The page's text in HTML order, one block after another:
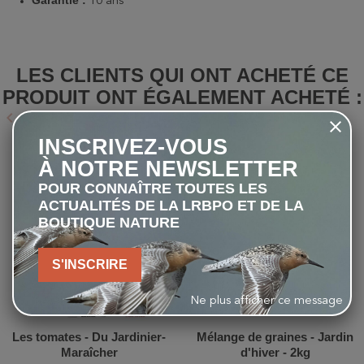
LES CLIENTS QUI ONT ACHETÉ CE
PRODUIT ONT ÉGALEMENT ACHETÉ :
Précédent
keyboard_arrow_leftkeyboard_arrow_right
favorite_border
Les tomates - Du Jardinier-
Maraîcher
Mélange de graines - Jardin
d'hiver - 2kg
INSCRIVEZ-VOUS
À NOTRE NEWSLETTER
POUR CONNAÎTRE TOUTES LES
ACTUALITÉS DE LA LRBPO ET DE LA
BOUTIQUE NATURE
S'INSCRIRE
Ne plus afficher ce message